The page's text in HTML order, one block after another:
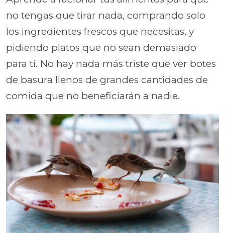
no tengas que tirar nada, comprando solo
los ingredientes frescos que necesitas, y
pidiendo platos que no sean demasiado
para ti. No hay nada más triste que ver botes
de basura llenos de grandes cantidades de
comida que no beneficiarán a nadie.